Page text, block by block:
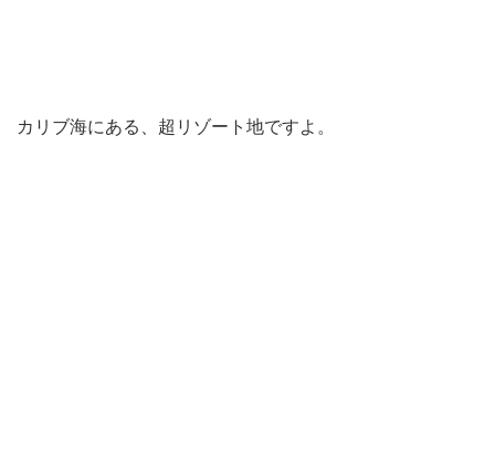
カリブ海にある、超リゾート地ですよ。